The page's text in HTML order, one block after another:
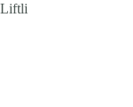
Liftli